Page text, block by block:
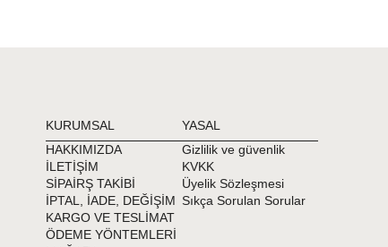
KURUMSAL
HAKKIMIZDA
İLETİŞİM
SİPAİRŞ TAKİBİ
İPTAL, İADE, DEĞİŞİM
KARGO VE TESLİMAT
ÖDEME YÖNTEMLERİ
YASAL
Gizlilik ve güvenlik
KVKK
Üyelik Sözleşmesi
Sıkça Sorulan Sorular